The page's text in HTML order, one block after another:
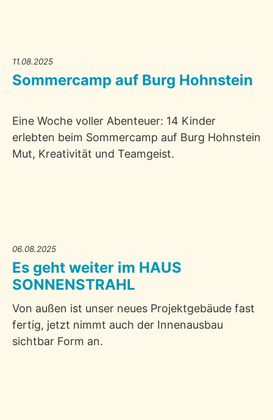
11.08.2025
Sommercamp auf Burg Hohnstein
Eine Woche voller Abenteuer: 14 Kinder
erlebten beim Sommercamp auf Burg Hohnstein
Mut, Kreativität und Teamgeist.
06.08.2025
Es geht weiter im HAUS
SONNENSTRAHL
Von außen ist unser neues Projektgebäude fast
fertig, jetzt nimmt auch der Innenausbau
sichtbar Form an.